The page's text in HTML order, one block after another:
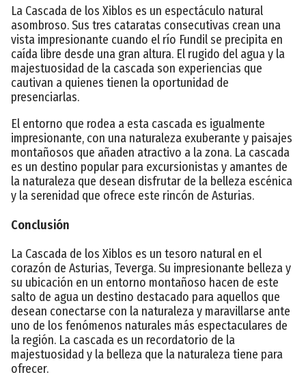
La Cascada de los Xiblos es un espectáculo natural
asombroso. Sus tres cataratas consecutivas crean una
vista impresionante cuando el río Fundil se precipita en
caída libre desde una gran altura. El rugido del agua y la
majestuosidad de la cascada son experiencias que
cautivan a quienes tienen la oportunidad de
presenciarlas.
El entorno que rodea a esta cascada es igualmente
impresionante, con una naturaleza exuberante y paisajes
montañosos que añaden atractivo a la zona. La cascada
es un destino popular para excursionistas y amantes de
la naturaleza que desean disfrutar de la belleza escénica
y la serenidad que ofrece este rincón de Asturias.
Conclusión
La Cascada de los Xiblos es un tesoro natural en el
corazón de Asturias, Teverga. Su impresionante belleza y
su ubicación en un entorno montañoso hacen de este
salto de agua un destino destacado para aquellos que
desean conectarse con la naturaleza y maravillarse ante
uno de los fenómenos naturales más espectaculares de
la región. La cascada es un recordatorio de la
majestuosidad y la belleza que la naturaleza tiene para
ofrecer.